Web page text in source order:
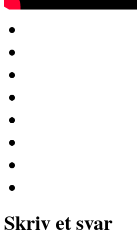
Skriv et svar